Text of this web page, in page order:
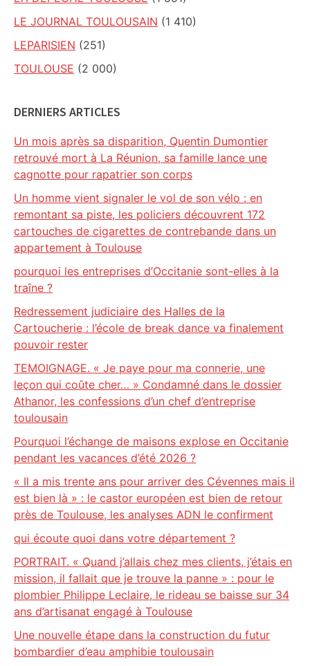
LE JOURNAL TOULOUSAIN (1 410)
LEPARISIEN (251)
TOULOUSE (2 000)
DERNIERS ARTICLES
Un mois après sa disparition, Quentin Dumontier
retrouvé mort à La Réunion, sa famille lance une
cagnotte pour rapatrier son corps
Un homme vient signaler le vol de son vélo : en
remontant sa piste, les policiers découvrent 172
cartouches de cigarettes de contrebande dans un
appartement à Toulouse
pourquoi les entreprises d’Occitanie sont-elles à la
traîne ?
Redressement judiciaire des Halles de la
Cartoucherie : l’école de break dance va finalement
pouvoir rester
TEMOIGNAGE. « Je paye pour ma connerie, une
leçon qui coûte cher… » Condamné dans le dossier
Athanor, les confessions d’un chef d’entreprise
toulousain
Pourquoi l’échange de maisons explose en Occitanie
pendant les vacances d’été 2026 ?
« Il a mis trente ans pour arriver des Cévennes mais il
est bien là » : le castor européen est bien de retour
près de Toulouse, les analyses ADN le confirment
qui écoute quoi dans votre département ?
PORTRAIT. « Quand j’allais chez mes clients, j’étais en
mission, il fallait que je trouve la panne » : pour le
plombier Philippe Leclaire, le rideau se baisse sur 34
ans d’artisanat engagé à Toulouse
Une nouvelle étape dans la construction du futur
bombardier d’eau amphibie toulousain